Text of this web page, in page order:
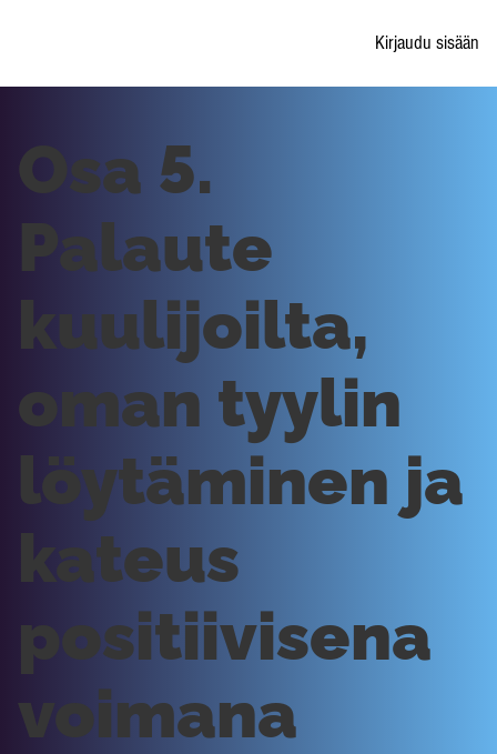
Kirjaudu sisään
Osa 5.
Palaute
kuulijoilta,
oman tyylin
löytäminen ja
kateus
positiivisena
voimana